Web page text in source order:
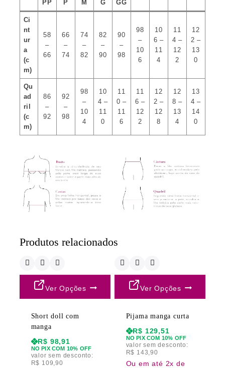
PP P M G GG
Ci
nt
ur
a
(c
m)
58
–
66
66
–
74
74
–
82
82
–
90
90
–
98
98
–
10
6
10
6 –
11
4
11
4 –
12
2
12
2 –
13
0
Qu
ad
ril
(c
m)
86
–
92
92
–
98
98
–
10
4
10
4 –
11
0
11
0 –
11
6
11
6 –
12
2
12
2 –
12
8
12
8 –
13
4
13
4 –
14
0
Produtos relacionados
Ver Opções
Short doll com
manga
R$ 98,91
NO PIX COM 10% OFF
valor sem desconto:
R$ 109,90
Ver Opções
Pijama manga curta
R$ 129,51
NO PIX COM 10% OFF
valor sem desconto:
R$ 143,90
Ou em até 2x de